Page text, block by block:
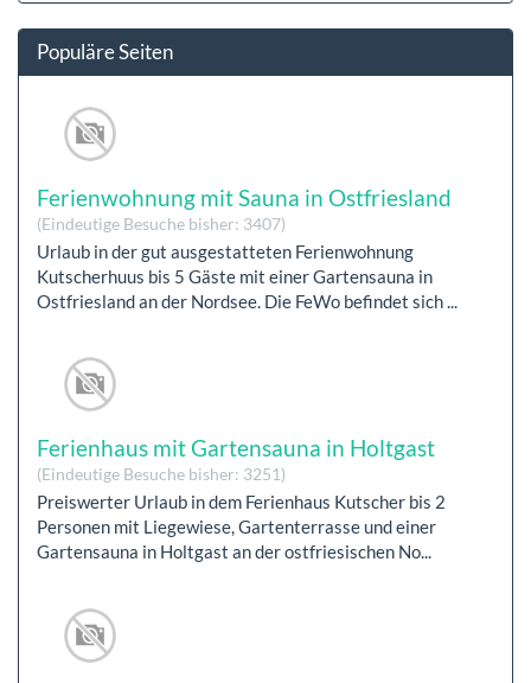
Populäre Seiten
Ferienwohnung mit Sauna in Ostfriesland
(Eindeutige Besuche bisher: 3407)
Urlaub in der gut ausgestatteten Ferienwohnung
Kutscherhuus bis 5 Gäste mit einer Gartensauna in
Ostfriesland an der Nordsee. Die FeWo befindet sich ...
Ferienhaus mit Gartensauna in Holtgast
(Eindeutige Besuche bisher: 3251)
Preiswerter Urlaub in dem Ferienhaus Kutscher bis 2
Personen mit Liegewiese, Gartenterrasse und einer
Gartensauna in Holtgast an der ostfriesischen No...